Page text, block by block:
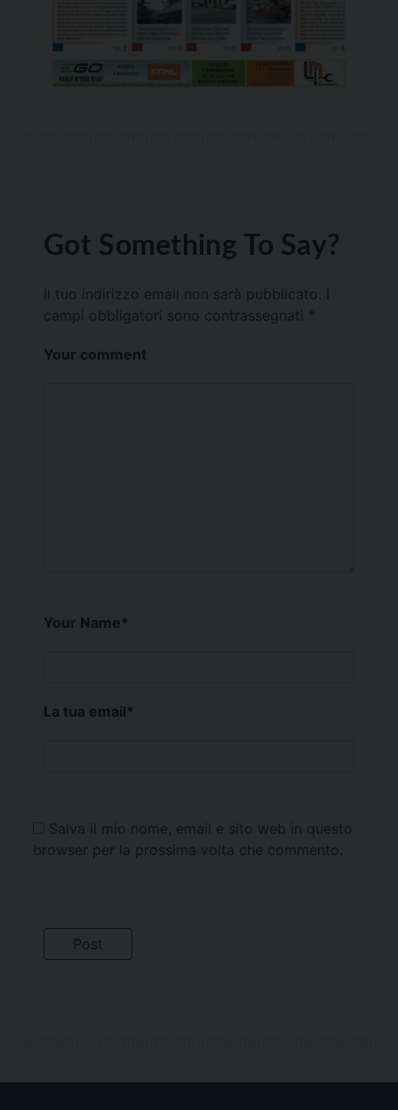
Got Something To Say?
Il tuo indirizzo email non sarà pubblicato.
campi obbligatori sono contrassegnati *
Your comment
Your Name*
La tua email*
Salva il mio nome, email e sito web in questo
browser per la prossima volta che commento.